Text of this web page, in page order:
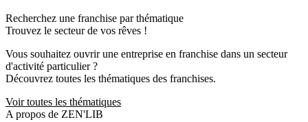
Recherchez une franchise par thématique
Trouvez le secteur de vos rêves !
Vous souhaitez ouvrir une entreprise en franchise dans un secteur
d'activité particulier ?
Découvrez toutes les thématiques des franchises.
Voir toutes les thématiques
A propos de ZEN'LIB